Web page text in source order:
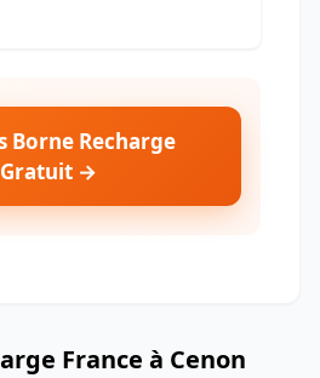
Borne Recharge
Gratuit →
France à Cenon